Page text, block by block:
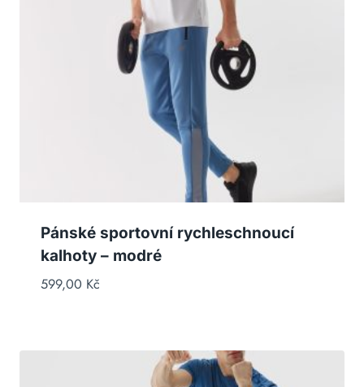
Pánské sportovní rychleschnoucí
kalhoty – modré
599,00 Kč